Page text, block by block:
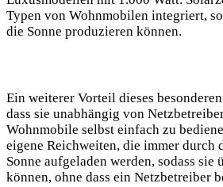
Typen von Wohnmobilen integriert,
die Sonne produzieren können.
Ein weiterer Vorteil dieses
dass sie unabhängig von
Wohnmobile selbst einfach zu
eigene Reichweiten, die immer durch
Sonne aufgeladen werden, sodass sie
können, ohne dass ein Netzbetreiber